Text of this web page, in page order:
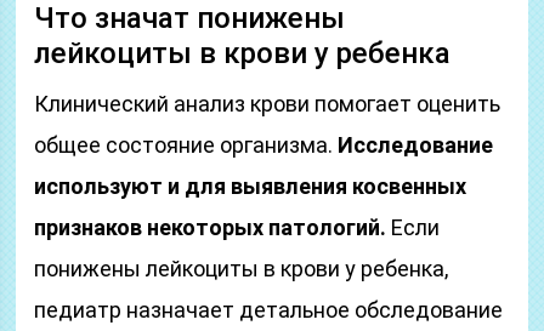
Что значат понижены
лейкоциты в крови у ребенка
Клинический анализ крови помогает оценить
общее состояние организма. Исследование
используют и для выявления косвенных
признаков некоторых патологий. Если
понижены лейкоциты в крови у ребенка,
педиатр назначает детальное обследование